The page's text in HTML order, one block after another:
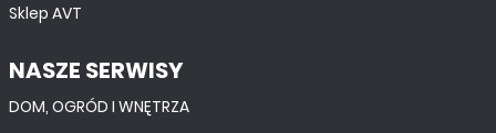
Sklep AVT
NASZE SERWISY
DOM, OGRÓD I WNĘTRZA